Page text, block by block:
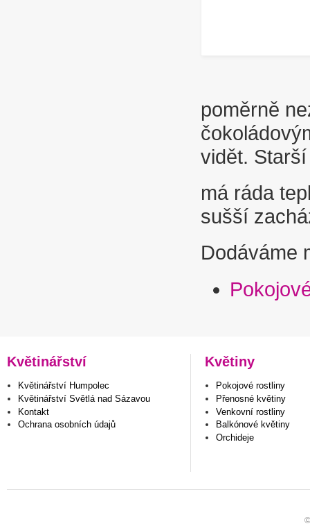
poměrně
vidět.
má ráda
sušší
Dodáváme
Květinářství
Květinářství Humpolec
Květinářství Světlá nad Sázavou
Kontakt
Ochrana osobních údajů
Květiny
Pokojové rostliny
Přenosné květiny
Venkovní rostliny
Balkónové květiny
Orchideje